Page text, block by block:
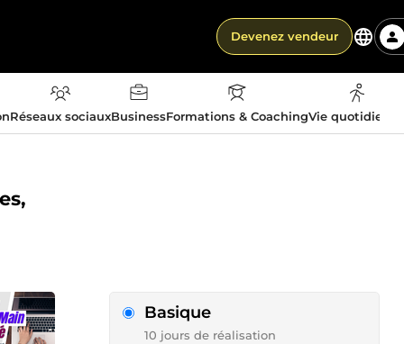
Devenez vendeur
Réseaux sociauxBusinessFormations & CoachingVie
Basique
10 jours de réalisation